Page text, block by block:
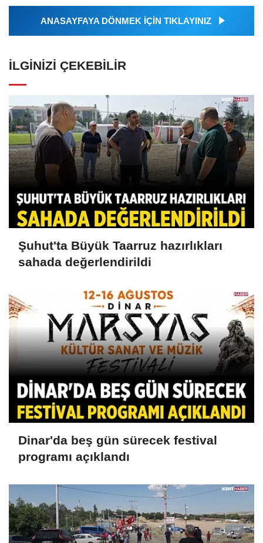
ANASAYFAYA DÖNMEK İÇİN TIKLAYINIZ
İLGINIZI ÇEKEBILIR
Şuhut'ta Büyük Taarruz hazırlıkları
sahada değerlendirildi
Dinar'da beş gün sürecek festival
programı açıklandı